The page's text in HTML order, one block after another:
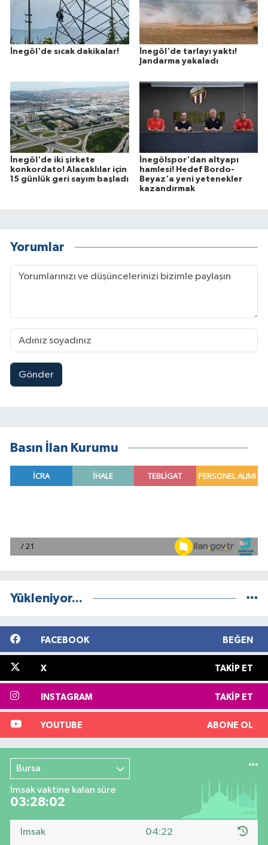
İnegöl'de sıcak dakikalar!
İnegöl'de tarlayı yaktı!
Jandarma yakaladı
İnegöl'de iki şirkete
konkordato! Alacaklılar için
15 günlük geri sayım başladı
İnegölspor'dan altyapı
hamlesi! Hedef Bordo-
Beyaz'a yeni yetenekler
kazandırmak
Yorumlar
Gönder
Basın İlan Kurumu
Yükleniyor...
FACEBOOK BEĞEN
X TAKIP ET
INSTAGRAM TAKIP ET
YOUTUBE ABONE OL
Bursa
İmsak vaktine kalan süre
03:28:01
İmsak 04:22